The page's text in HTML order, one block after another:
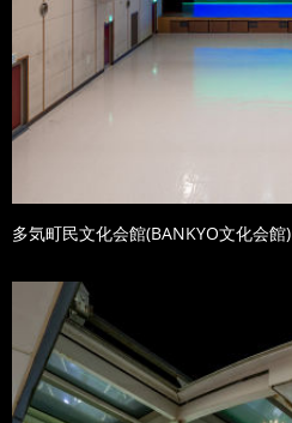
多気町民文化会館(BANKYO文化会館)